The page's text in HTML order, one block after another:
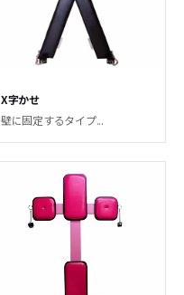
X字かせ
壁に固定するタイプ...